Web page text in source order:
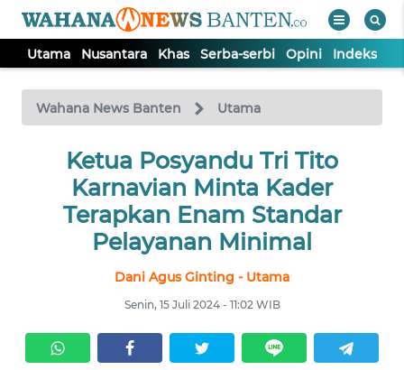
Utama Nusantara Khas Serba-serbi Opini Indeks
Wahana News Banten Utama
Ketua Posyandu Tri Tito
Karnavian Minta Kader
Terapkan Enam Standar
Pelayanan Minimal
Dani Agus Ginting - Utama
Senin, 15 Juli 2024 - 11:02 WIB
TV
Tutup
UTAMA
NUSANTARA
SERBI